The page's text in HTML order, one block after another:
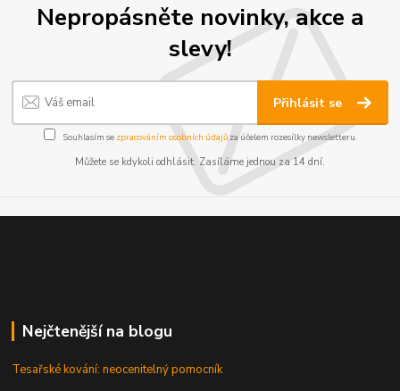
Nepropásněte novinky, akce a
slevy!
Přihlásit se
Souhlasím se zpracováním osobních údajůza účelem rozesílky newsletteru.
Můžete se kdykoli odhlásit. Zasíláme jednou za 14 dní.
Nejčtenější na blogu
Tesařské kování: neocenitelný pomocník